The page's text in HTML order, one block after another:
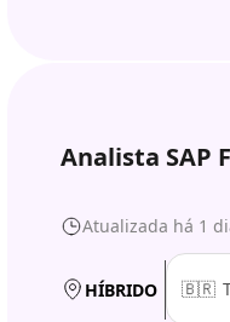
Analista SAP
Atualizada há 1
HÍBRIDO 🇧🇷